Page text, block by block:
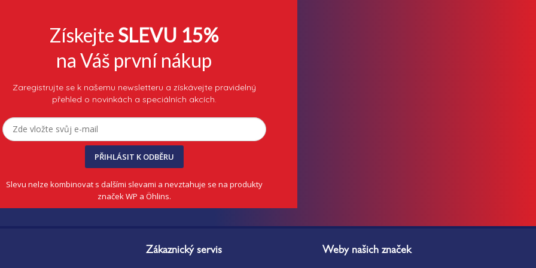
Získejte SLEVU 15%
na Váš první nákup
Zaregistrujte se k našemu newsletteru a získávejte pravidelný
přehled o novinkách a speciálních akcích.
PŘIHLÁSIT K ODBĚRU
Slevu nelze kombinovat s dalšími slevami a nevztahuje se na produkty
značek WP a Öhlins.
Zákaznický servis Weby našich značek